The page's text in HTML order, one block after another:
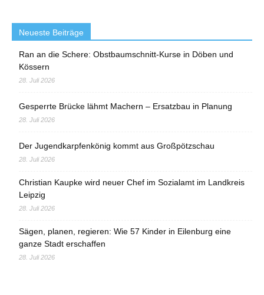
Neueste Beiträge
Ran an die Schere: Obstbaumschnitt-Kurse in Döben und
Kössern
28. Juli 2026
Gesperrte Brücke lähmt Machern – Ersatzbau in Planung
28. Juli 2026
Der Jugendkarpfenkönig kommt aus Großpötzschau
28. Juli 2026
Christian Kaupke wird neuer Chef im Sozialamt im Landkreis
Leipzig
28. Juli 2026
Sägen, planen, regieren: Wie 57 Kinder in Eilenburg eine
ganze Stadt erschaffen
28. Juli 2026